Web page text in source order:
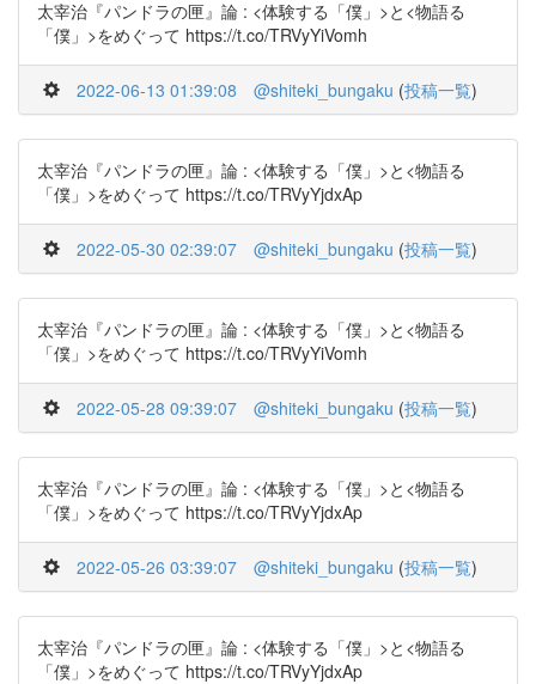
太宰治『パンドラの匣』論 : <体験する「僕」>と<物語る
「僕」>をめぐって https://t.co/TRVyYiVomh
2022-06-13 01:39:08 @shiteki_bungaku (投稿一覧)
太宰治『パンドラの匣』論 : <体験する「僕」>と<物語る
「僕」>をめぐって https://t.co/TRVyYjdxAp
2022-05-30 02:39:07 @shiteki_bungaku (投稿一覧)
太宰治『パンドラの匣』論 : <体験する「僕」>と<物語る
「僕」>をめぐって https://t.co/TRVyYiVomh
2022-05-28 09:39:07 @shiteki_bungaku (投稿一覧)
太宰治『パンドラの匣』論 : <体験する「僕」>と<物語る
「僕」>をめぐって https://t.co/TRVyYjdxAp
2022-05-26 03:39:07 @shiteki_bungaku (投稿一覧)
太宰治『パンドラの匣』論 : <体験する「僕」>と<物語る
「僕」>をめぐって https://t.co/TRVyYjdxAp